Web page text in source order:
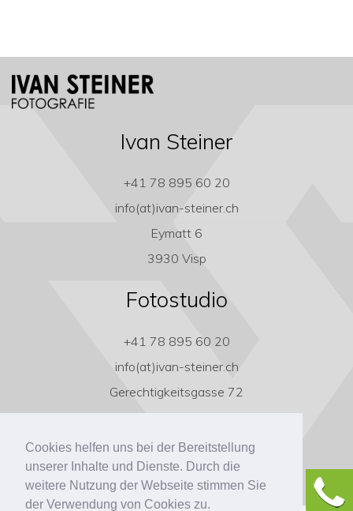
Cookies helfen uns bei der Bereitstellung
unserer Inhalte und Dienste. Durch die
weitere Nutzung der Webseite stimmen Sie
der Verwendung von Cookies zu.
Ivan Steiner
+41 78 895 60 20
info(at)ivan-steiner.ch
Eymatt 6
3930 Visp
Fotostudio
+41 78 895 60 20
info(at)ivan-steiner.ch
Gerechtigkeitsgasse 72
3011 Bern